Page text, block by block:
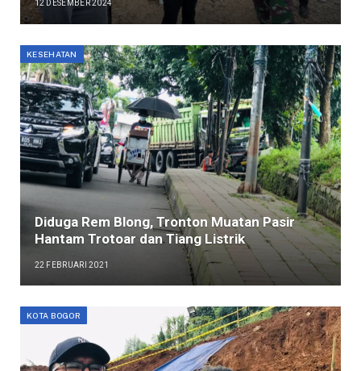
12 DESEMBER 2024
KESEHATAN
Diduga Rem Blong, Tronton Muatan Pasir
Hantam Trotoar dan Tiang Listrik
22 FEBRUARI 2021
KOTA BOGOR